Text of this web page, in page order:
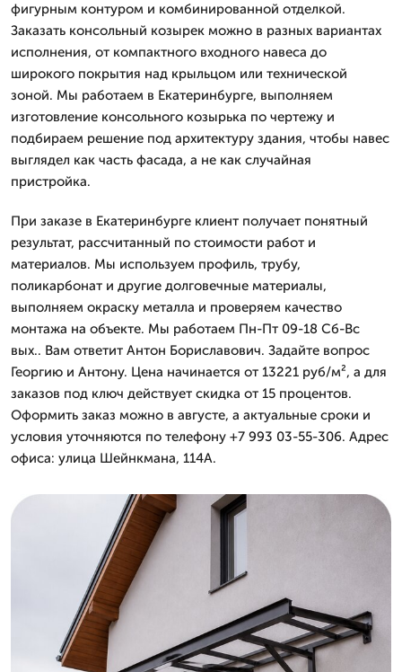
фигурным контуром и комбинированной отделкой.
Заказать консольный козырек можно в разных вариантах
исполнения, от компактного входного навеса до
широкого покрытия над крыльцом или технической
зоной. Мы работаем в Екатеринбурге, выполняем
изготовление консольного козырька по чертежу и
подбираем решение под архитектуру здания, чтобы навес
выглядел как часть фасада, а не как случайная
пристройка.
При заказе в Екатеринбурге клиент получает понятный
результат, рассчитанный по стоимости работ и
материалов. Мы используем профиль, трубу,
поликарбонат и другие долговечные материалы,
выполняем окраску металла и проверяем качество
монтажа на объекте. Мы работаем Пн-Пт 09-18 Сб-Вс
вых.. Вам ответит Антон Бориславович. Задайте вопрос
Георгию и Антону. Цена начинается от 13221 руб/м², а для
заказов под ключ действует скидка от 15 процентов.
Оформить заказ можно в августе, а актуальные сроки и
условия уточняются по телефону +7 993 03-55-306. Адрес
офиса: улица Шейнкмана, 114А.